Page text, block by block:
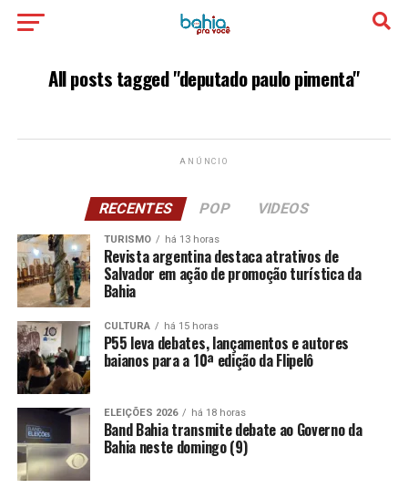
All posts tagged "deputado paulo pimenta"
ANÚNCIO
RECENTES POP VIDEOS
TURISMO há 13 horas
Revista argentina destaca atrativos de
Salvador em ação de promoção turística da
Bahia
CULTURA há 15 horas
P55 leva debates, lançamentos e autores
baianos para a 10ª edição da Flipelô
ELEIÇÕES 2026 há 18 horas
Band Bahia transmite debate ao Governo da
Bahia neste domingo (9)